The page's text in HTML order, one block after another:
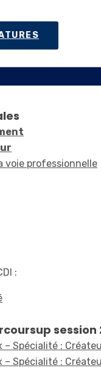
voie professionnelle
:
session
– Spécialité :
– Spécialité :